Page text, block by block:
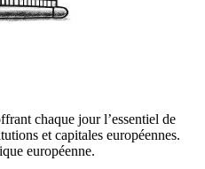
chaque jour l’essentiel de
et capitales européennes.
européenne.